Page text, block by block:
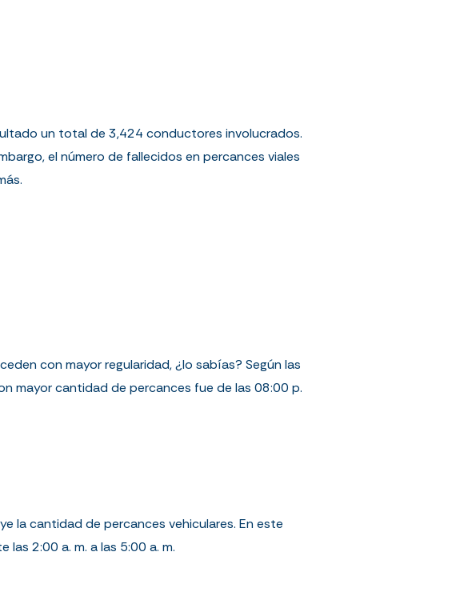
un total de 3,424 conductores involucrados.
el número de fallecidos en percances viales
con mayor regularidad, ¿lo sabías? Según las
mayor cantidad de percances fue de las 08:00 p.
la cantidad de percances vehiculares. En este
las 2:00 a. m. a las 5:00 a. m.